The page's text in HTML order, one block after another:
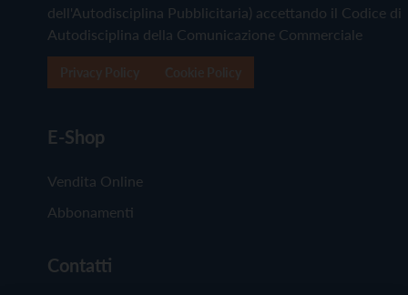
dell'Autodisciplina Pubblicitaria) accettando il Codice di
Autodisciplina della Comunicazione Commerciale
E-Shop
Vendita Online
Abbonamenti
Contatti